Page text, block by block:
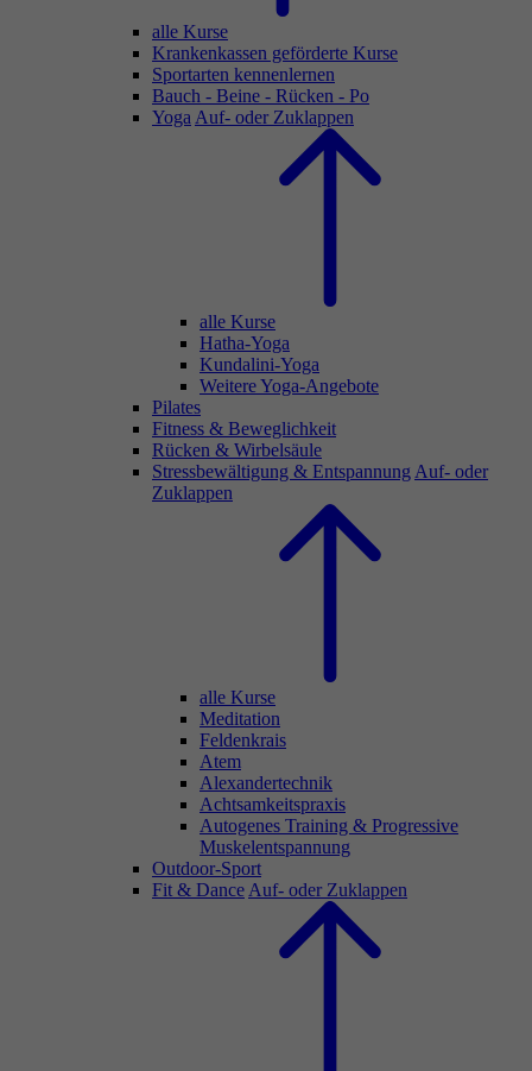
alle Kurse
Krankenkassen geförderte Kurse
Sportarten kennenlernen
Bauch - Beine - Rücken - Po
Yoga Auf- oder Zuklappen
alle Kurse
Hatha-Yoga
Kundalini-Yoga
Weitere Yoga-Angebote
Pilates
Fitness & Beweglichkeit
Rücken & Wirbelsäule
Stressbewältigung & Entspannung Auf- oder
Zuklappen
alle Kurse
Meditation
Feldenkrais
Atem
Alexandertechnik
Achtsamkeitspraxis
Autogenes Training & Progressive
Muskelentspannung
Outdoor-Sport
Fit & Dance Auf- oder Zuklappen